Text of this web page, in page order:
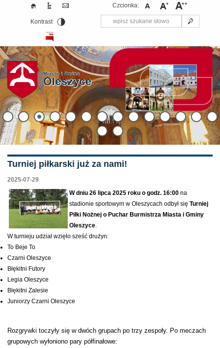
Czcionka:
Kontrast
Turniej piłkarski już za nami!
2025-07-29
W dniu 26 lipca 2025 roku o godz. 16:00 na
stadionie sportowym w Oleszycach odbył się Turniej
Piłki Nożnej o Puchar Burmistrza Miasta i Gminy
Oleszyce.
W turnieju udział wzięło sześć drużyn:
To Beje To
Czarni Oleszyce
Błękitni Futory
Legia Oleszyce
Błękitni Zalesie
Juniorzy Czarni Oleszyce
Rozgrywki toczyły się w dwóch grupach po trzy zespoły. Po meczach
grupowych wyłoniono pary półfinałowe: